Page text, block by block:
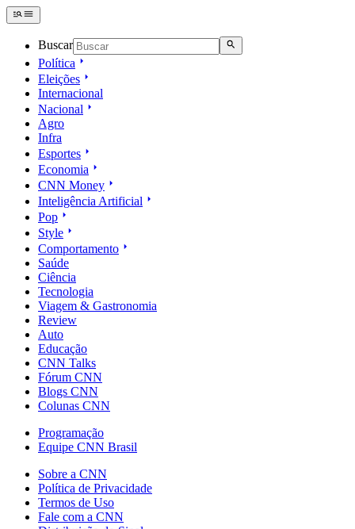
Buscar
Política
Eleições
Internacional
Nacional
Agro
Infra
Esportes
Economia
CNN Money
Inteligência Artificial
Pop
Style
Comportamento
Saúde
Ciência
Tecnologia
Viagem & Gastronomia
Review
Auto
Educação
CNN Talks
Fórum CNN
Blogs CNN
Colunas CNN
Programação
Equipe CNN Brasil
Sobre a CNN
Política de Privacidade
Termos de Uso
Fale com a CNN